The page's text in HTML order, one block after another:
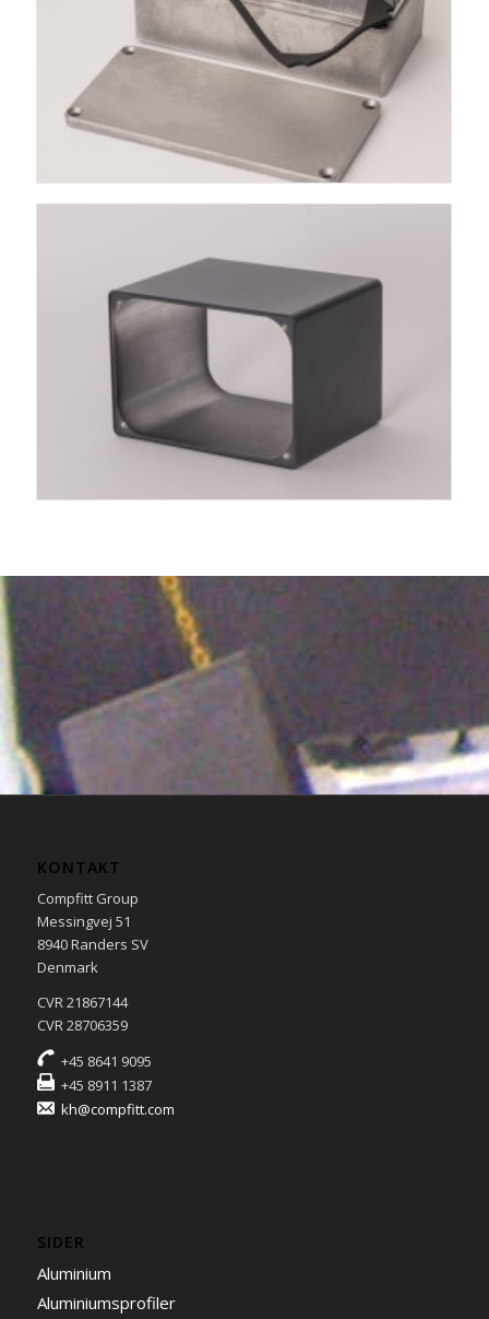
KONTAKT
Compfitt Group
Messingvej 51
8940 Randers SV
Denmark
CVR 21867144
CVR 28706359
+45 8641 9095
+45 8911 1387
kh@compfitt.com
SIDER
Aluminium
Aluminiumsprofiler